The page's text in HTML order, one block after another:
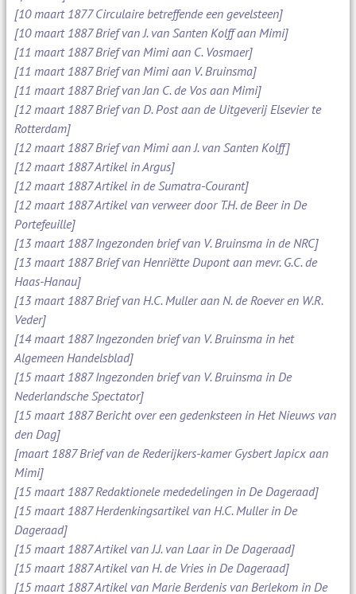
[10 maart 1877 Circulaire betreffende een gevelsteen]
[10 maart 1887 Brief van J. van Santen Kolff aan Mimi]
[11 maart 1887 Brief van Mimi aan C. Vosmaer]
[11 maart 1887 Brief van Mimi aan V. Bruinsma]
[11 maart 1887 Brief van Jan C. de Vos aan Mimi]
[12 maart 1887 Brief van D. Post aan de Uitgeverij Elsevier te
Rotterdam]
[12 maart 1887 Brief van Mimi aan J. van Santen Kolff]
[12 maart 1887 Artikel in Argus]
[12 maart 1887 Artikel in de Sumatra-Courant]
[12 maart 1887 Artikel van verweer door T.H. de Beer in De
Portefeuille]
[13 maart 1887 Ingezonden brief van V. Bruinsma in de NRC]
[13 maart 1887 Brief van Henriëtte Dupont aan mevr. G.C. de
Haas-Hanau]
[13 maart 1887 Brief van H.C. Muller aan N. de Roever en W.R.
Veder]
[14 maart 1887 Ingezonden brief van V. Bruinsma in het
Algemeen Handelsblad]
[15 maart 1887 Ingezonden brief van V. Bruinsma in De
Nederlandsche Spectator]
[15 maart 1887 Bericht over een gedenksteen in Het Nieuws van
den Dag]
[maart 1887 Brief van de Rederijkers-kamer Gysbert Japicx aan
Mimi]
[15 maart 1887 Redaktionele mededelingen in De Dageraad]
[15 maart 1887 Herdenkingsartikel van H.C. Muller in De
Dageraad]
[15 maart 1887 Artikel van J.J. van Laar in De Dageraad]
[15 maart 1887 Artikel van H. de Vries in De Dageraad]
[15 maart 1887 Artikel van Marie Berdenis van Berlekom in De